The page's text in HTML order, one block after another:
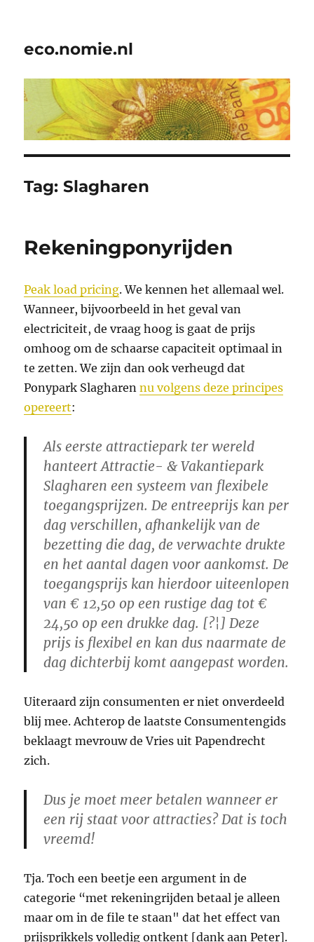
eco.nomie.nl
Tag:Slagharen
Rekeningponyrijden
Peak load pricing. We kennen het allemaal wel.
Wanneer, bijvoorbeeld in het geval van
electriciteit, de vraag hoog is gaat de prijs
omhoog om de schaarse capaciteit optimaal in
te zetten. We zijn dan ook verheugd dat
Ponypark Slagharennu volgens deze principes
opereert:
Als eerste attractiepark ter wereld
hanteert Attractie- & Vakantiepark
Slagharen een systeem van flexibele
toegangsprijzen. De entreeprijs kan per
dag verschillen, afhankelijk van de
bezetting die dag, de verwachte drukte
en het aantal dagen voor aankomst. De
toegangsprijs kan hierdoor uiteenlopen
van € 12,50 op een rustige dag tot €
24,50 op een drukke dag. [?¦] Deze
prijs is flexibel en kan dus naarmate de
dag dichterbij komt aangepast worden.
Uiteraard zijn consumenten er niet onverdeeld
blij mee. Achterop de laatste Consumentengids
beklaagt mevrouw de Vries uit Papendrecht
zich.
Dus je moet meer betalen wanneer er
een rij staat voor attracties? Dat is toch
vreemd!
Tja. Toch een beetje een argument in de
categorie “met rekeningrijden betaal je alleen
maar om in de file te staan" dat het effect van
prijsprikkels volledig ontkent [dank aan Peter].